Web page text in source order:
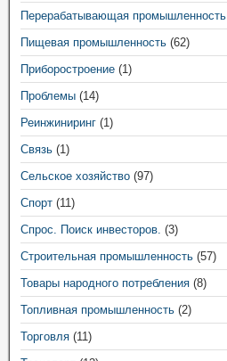
Перерабатывающая промышленность
Пищевая промышленность (62)
Приборостроение (1)
Проблемы (14)
Реинжиниринг (1)
Связь (1)
Сельское хозяйство (97)
Спорт (11)
Спрос. Поиск инвесторов. (3)
Строительная промышленность (57)
Товары народного потребления (8)
Топливная промышленность (2)
Торговля (11)